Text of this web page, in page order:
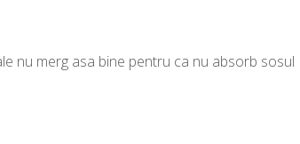
nu merg asa bine pentru ca nu absorb sosul